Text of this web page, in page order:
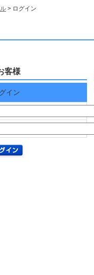
> ログイン
客様
イン